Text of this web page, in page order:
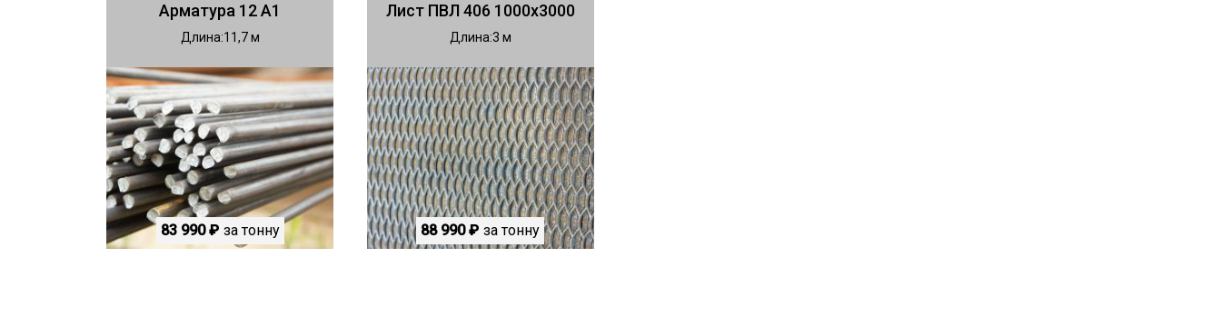
Арматура 12 А1
Длина 11,7
83 990 ₽ за тонну
Лист ПВЛ 406 1000х3000
Длина 3
88 990 ₽ за тонну